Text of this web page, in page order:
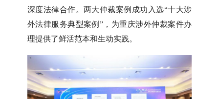
深度法律合作。两大仲裁案例成功入选“十大涉
外法律服务典型案例”，为重庆涉外仲裁案件办
理提供了鲜活范本和生动实践。